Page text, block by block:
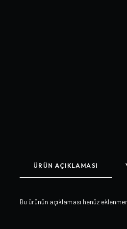
ÜRÜN AÇIKLAMASI
Bu ürünün açıklaması henüz